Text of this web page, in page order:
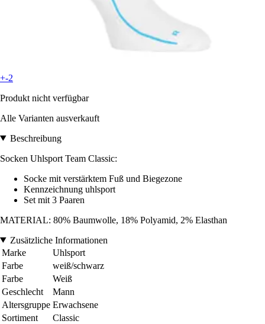
+-2
Produkt nicht verfügbar
Alle Varianten ausverkauft
Beschreibung
Socken Uhlsport Team Classic:
Socke mit verstärktem Fuß und Biegezone
Kennzeichnung uhlsport
Set mit 3 Paaren
MATERIAL: 80% Baumwolle, 18% Polyamid, 2% Elasthan
Zusätzliche Informationen
Marke
Uhlsport
Farbe
weiß/schwarz
Farbe
Weiß
Geschlecht
Mann
Altersgruppe Erwachsene
Sortiment
Classic